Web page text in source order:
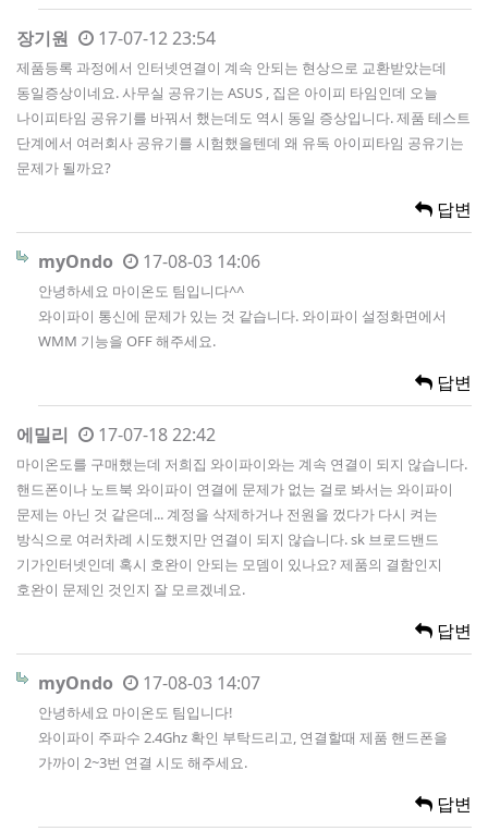
장기원 17-07-12 23:54
제품등록 과정에서 인터넷연결이 계속 안되는 현상으로 교환받았는데
동일증상이네요. 사무실 공유기는 ASUS , 집은 아이피 타임인데 오늘
나이피타임 공유기를 바꿔서 했는데도 역시 동일 증상입니다. 제품 테스트
단계에서 여러회사 공유기를 시험했을텐데 왜 유독 아이피타임 공유기는
문제가 될까요?
답변
myOndo 17-08-03 14:06
안녕하세요 마이온도 팀입니다^^
와이파이 통신에 문제가 있는 것 같습니다. 와이파이 설정화면에서
WMM 기능을 OFF 해주세요.
답변
에밀리 17-07-18 22:42
마이온도를 구매했는데 저희집 와이파이와는 계속 연결이 되지 않습니다.
핸드폰이나 노트북 와이파이 연결에 문제가 없는 걸로 봐서는 와이파이
문제는 아닌 것 같은데... 계정을 삭제하거나 전원을 껐다가 다시 켜는
방식으로 여러차례 시도했지만 연결이 되지 않습니다. sk 브로드밴드
기가인터넷인데 혹시 호완이 안되는 모뎀이 있나요? 제품의 결함인지
호완이 문제인 것인지 잘 모르겠네요.
답변
myOndo 17-08-03 14:07
안녕하세요 마이온도 팀입니다!
와이파이 주파수 2.4Ghz 확인 부탁드리고, 연결할때 제품 핸드폰을
가까이 2~3번 연결 시도 해주세요.
답변